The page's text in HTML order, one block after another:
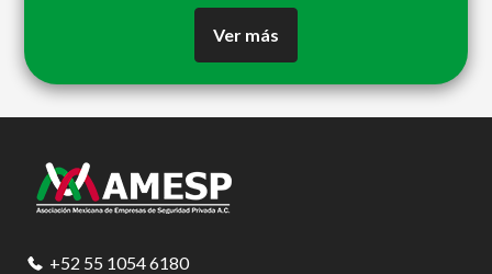
Ver más
Footer
+52 55 1054 6180